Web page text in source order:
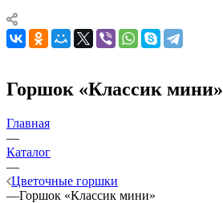
Горшок «Классик мини»
Главная
—
Каталог
—
Цветочные горшки
—Горшок «Классик мини»